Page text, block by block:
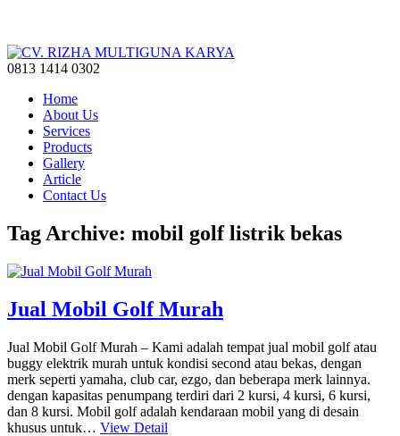
0813 1414 0302
Home
About Us
Services
Products
Gallery
Article
Contact Us
Tag Archive: mobil golf listrik bekas
Jual Mobil Golf Murah
Jual Mobil Golf Murah – Kami adalah tempat jual mobil golf atau
buggy elektrik murah untuk kondisi second atau bekas, dengan
merk seperti yamaha, club car, ezgo, dan beberapa merk lainnya.
dengan kapasitas penumpang terdiri dari 2 kursi, 4 kursi, 6 kursi,
dan 8 kursi. Mobil golf adalah kendaraan mobil yang di desain
khusus untuk… View Detail